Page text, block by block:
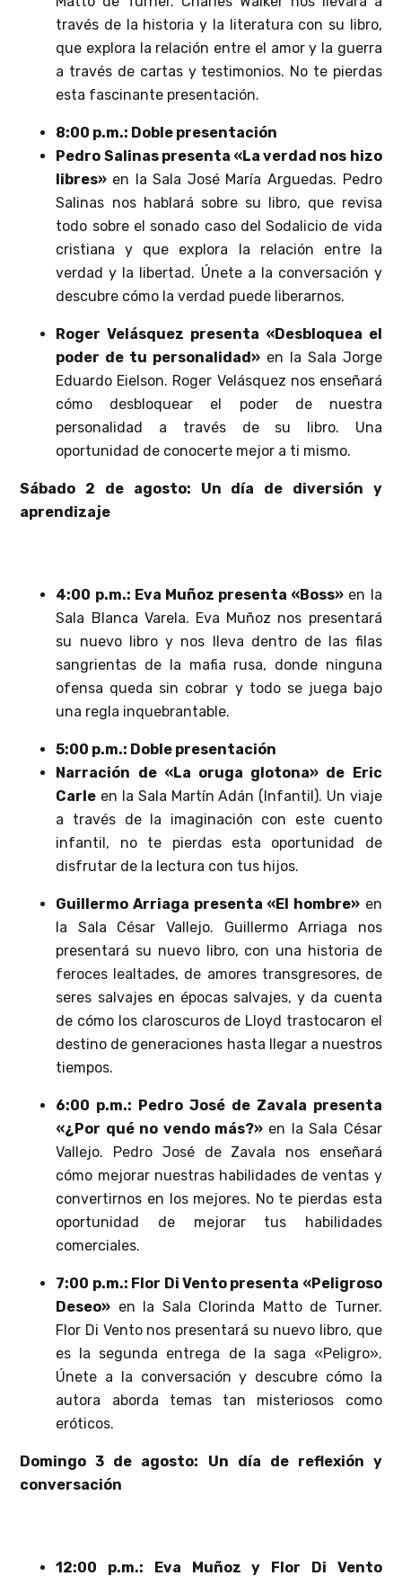
través de la historia y la literatura con su libro,
que explora la relación entre el amor y la guerra
a través de cartas y testimonios. No te pierdas
esta fascinante presentación.
8:00 p.m.: Doble presentación
Pedro Salinas presenta «La verdad nos hizo
libres» en la Sala José María Arguedas. Pedro
Salinas nos hablará sobre su libro, que revisa
todo sobre el sonado caso del Sodalicio de vida
cristiana y que explora la relación entre la
verdad y la libertad. Únete a la conversación y
descubre cómo la verdad puede liberarnos.
Roger Velásquez presenta «Desbloquea el
poder de tu personalidad» en la Sala Jorge
Eduardo Eielson. Roger Velásquez nos enseñará
cómo desbloquear el poder de nuestra
personalidad a través de su libro. Una
oportunidad de conocerte mejor a ti mismo.
Sábado 2 de agosto: Un día de diversión y
aprendizaje
4:00 p.m.: Eva Muñoz presenta «Boss» en la
Sala Blanca Varela. Eva Muñoz nos presentará
su nuevo libro y nos lleva dentro de las filas
sangrientas de la mafia rusa, donde ninguna
ofensa queda sin cobrar y todo se juega bajo
una regla inquebrantable.
5:00 p.m.: Doble presentación
Narración de «La oruga glotona» de Eric
Carle en la Sala Martín Adán (Infantil). Un viaje
a través de la imaginación con este cuento
infantil, no te pierdas esta oportunidad de
disfrutar de la lectura con tus hijos.
Guillermo Arriaga presenta «El hombre»en
la Sala César Vallejo. Guillermo Arriaga nos
presentará su nuevo libro, con una historia de
feroces lealtades, de amores transgresores, de
seres salvajes en épocas salvajes, y da cuenta
de cómo los claroscuros de Lloyd trastocaron el
destino de generaciones hasta llegar a nuestros
tiempos.
6:00 p.m.: Pedro José de Zavala presenta
«¿Por qué no vendo más?» en la Sala César
Vallejo. Pedro José de Zavala nos enseñará
cómo mejorar nuestras habilidades de ventas y
convertirnos en los mejores. No te pierdas esta
oportunidad de mejorar tus habilidades
comerciales.
7:00 p.m.: Flor Di Vento presenta «Peligroso
Deseo» en la Sala Clorinda Matto de Turner.
Flor Di Vento nos presentará su nuevo libro, que
es la segunda entrega de la saga «Peligro».
Únete a la conversación y descubre cómo la
autora aborda temas tan misteriosos como
eróticos.
Domingo 3 de agosto: Un día de reflexión y
conversación
12:00 p.m.: Eva Muñoz y Flor Di Vento